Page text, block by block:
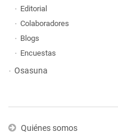
Editorial
Colaboradores
Blogs
Encuestas
Osasuna
Quiénes somos